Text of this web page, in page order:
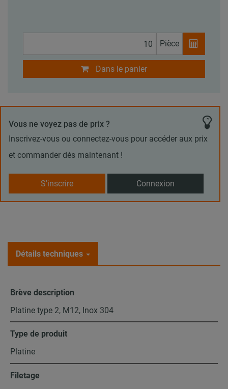
Pièce
Dans le panier
Vous ne voyez pas de prix ?
Inscrivez-vous ou connectez-vous pour accéder aux prix
et commander dès maintenant !
S'inscrire Connexion
Détails techniques
Brève description
Platine type 2, M12, Inox 304
Type de produit
Platine
Filetage